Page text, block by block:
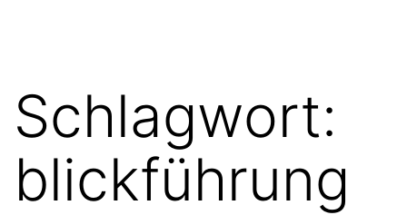
Schlagwort:
blickführung